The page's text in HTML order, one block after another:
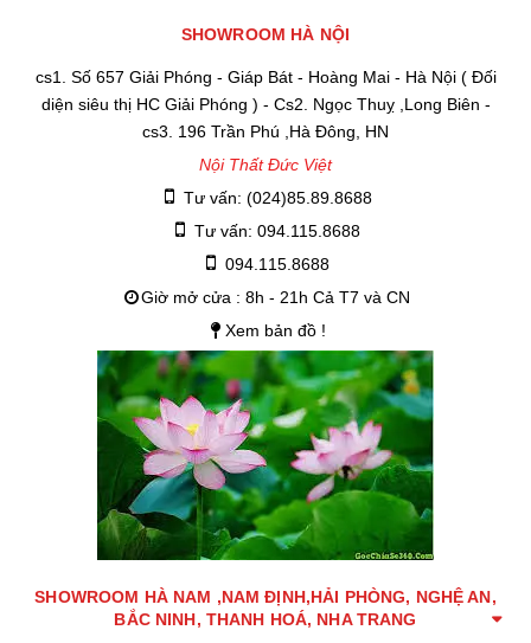
SHOWROOM HÀ NỘI
cs1. Số 657 Giải Phóng - Giáp Bát - Hoàng Mai - Hà Nội ( Đối
diện siêu thị HC Giải Phóng ) - Cs2. Ngọc Thuỵ ,Long Biên -
cs3. 196 Trần Phú ,Hà Đông, HN
Nội Thất Đức Việt
Tư vấn: (024)85.89.8688
Tư vấn: 094.115.8688
094.115.8688
Giờ mở cửa : 8h - 21h Cả T7 và CN
Xem bản đồ !
SHOWROOM HÀ NAM ,NAM ĐỊNH,HẢI PHÒNG, NGHỆ AN,
BẮC NINH, THANH HOÁ, NHA TRANG